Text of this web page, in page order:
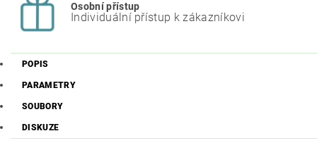
Osobní přístup
Individuální přístup k zákazníkovi
POPIS
PARAMETRY
SOUBORY
DISKUZE